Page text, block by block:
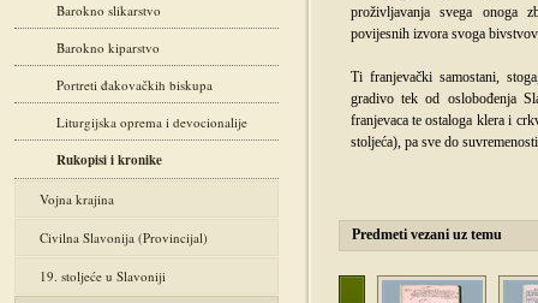
Barokno slikarstvo
Barokno kiparstvo
Portreti đakovačkih biskupa
Liturgijska oprema i devocionalije
Rukopisi i kronike
Vojna krajina
Civilna Slavonija (Provincijal)
19. stoljeće u Slavoniji
proživljavanja svega onoga
povijesnih izvora svoga
Ti franjevački samostani,
gradivo tek od oslobođenja
franjevaca te ostaloga klera i
stoljeća), pa sve do
Predmeti vezani uz temu